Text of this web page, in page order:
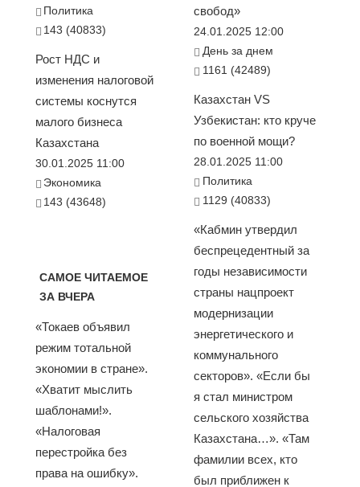
Политика
143 (40833)
Рост НДС и
изменения налоговой
системы коснутся
малого бизнеса
Казахстана
30.01.2025 11:00
Экономика
143 (43648)
САМОЕ ЧИТАЕМОЕ
ЗА ВЧЕРА
«Токаев объявил
режим тотальной
экономии в стране».
«Хватит мыслить
шаблонами!».
«Налоговая
перестройка без
права на ошибку».
свобод»
24.01.2025 12:00
День за днем
1161 (42489)
Казахстан VS
Узбекистан: кто круче
по военной мощи?
28.01.2025 11:00
Политика
1129 (40833)
«Кабмин утвердил
беспрецедентный за
годы независимости
страны нацпроект
модернизации
энергетического и
коммунального
секторов». «Если бы
я стал министром
сельского хозяйства
Казахстана…». «Там
фамилии всех, кто
был приближен к